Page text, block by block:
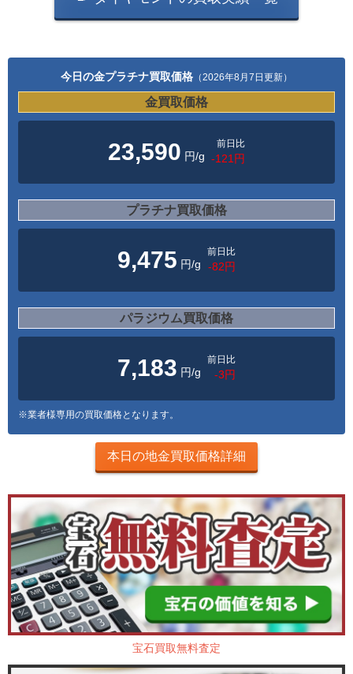
今日の金プラチナ買取価格 （2026年8月7日更新）
金買取価格
23,590 円/g
前日比
-121円
プラチナ買取価格
9,475 円/g
前日比
-82円
パラジウム買取価格
7,183 円/g
前日比
-3円
※業者様専用の買取価格となります。
本日の地金買取価格詳細
宝石買取無料査定